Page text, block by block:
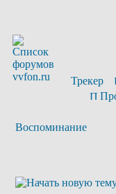
Трекер
Воспоминание